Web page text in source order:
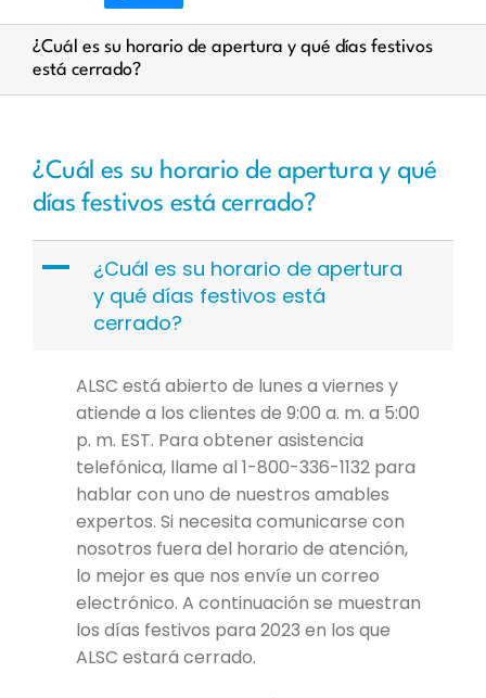
¿Cuál es su horario de apertura y qué días festivos
está cerrado?
¿Cuál es su horario de apertura y qué
días festivos está cerrado?
A
¿Cuál es su horario de apertura
y qué días festivos está
cerrado?
ALSC está abierto de lunes a viernes y
atiende a los clientes de 9:00 a. m. a 5:00
p. m. EST. Para obtener asistencia
telefónica, llame al 1-800-336-1132 para
hablar con uno de nuestros amables
expertos. Si necesita comunicarse con
nosotros fuera del horario de atención,
lo mejor es que nos envíe un correo
electrónico. A continuación se muestran
los días festivos para 2023 en los que
ALSC estará cerrado.